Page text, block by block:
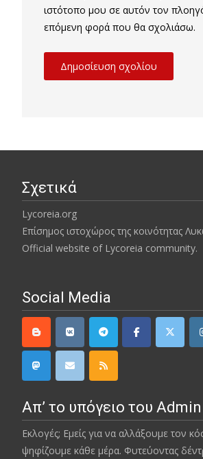
ιστότοπο μου σε αυτόν τον
επόμενη φορά που θα σχολιάσω.
Σχετικά
Lycoreia.org
Επίσημος ιστοχώρος της κοινότητας
Official website of Lycoreia community.
Social Media
Απ’ το υπόγειο του Admin
Εκλογές; Εμείς για να αλλάξουμε τον
ψηφίζουμε κάθε μέρα. Φυτεύοντας